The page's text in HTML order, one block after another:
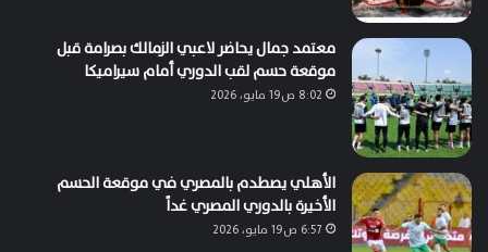
معتمد جمال يحاضر لاعبي الزمالك بصرامة قبل
موقعة حسم لقب الدوري أمام سيراميكا
8:02 ص19 مايو، 2026
الأهلي يصطدم بالمصري في موقعة الحسم
الأخيرة بالدوري المصري غداً
6:57 ص19 مايو، 2026